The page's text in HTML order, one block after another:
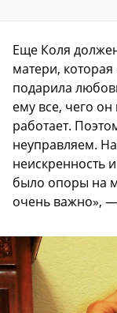
Еще Коля
матери, которая
подарила
ему все, чего
работает.
неуправляем.
неискренность
было опоры на
очень важно»,